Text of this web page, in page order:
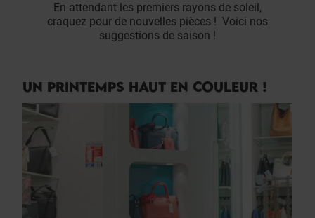
En attendant les premiers rayons de soleil,
craquez pour de nouvelles pièces ! Voici nos
suggestions de saison !
UN PRINTEMPS HAUT EN COULEUR !